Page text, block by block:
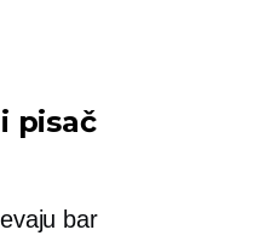
pisač
bar